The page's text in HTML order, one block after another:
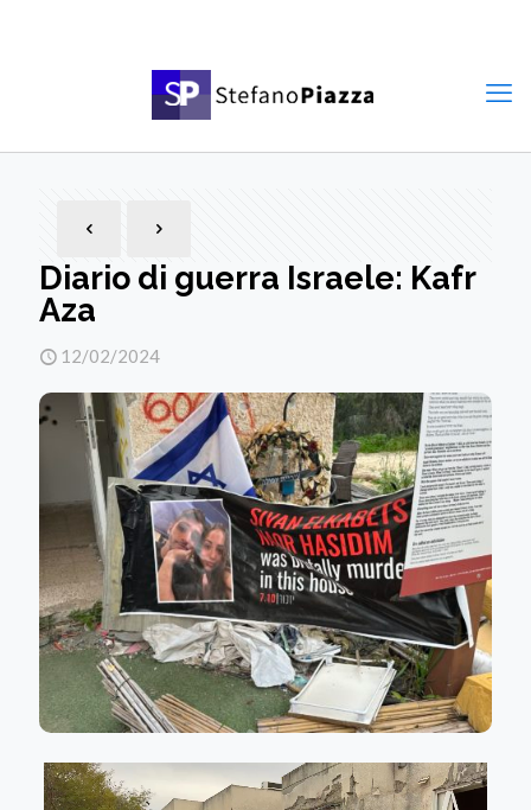
Diario di guerra Israele: Kafr
Aza
12/02/2024
Video
Player